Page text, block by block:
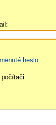
heslo
počítači